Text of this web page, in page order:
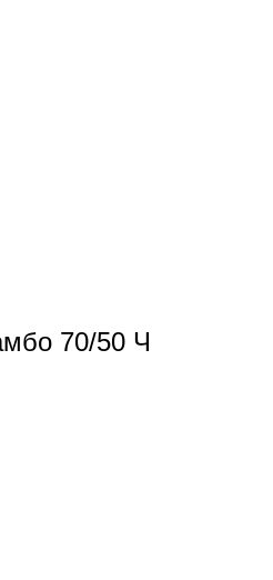
70/50 Ч